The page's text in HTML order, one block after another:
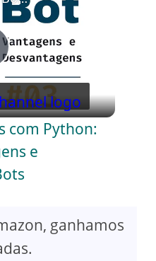
com Python:
e
ganhamos